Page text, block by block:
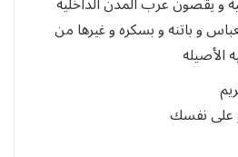
و باتنه و بسكره و غيرها من
الأصيله
على نفسك